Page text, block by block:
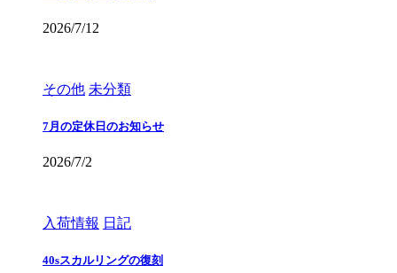
2026/7/12
その他 未分類
7月の定休日のお知らせ
2026/7/2
入荷情報 日記
40sスカルリングの復刻